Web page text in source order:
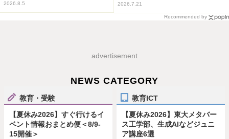
2026.8.5 2026.7.21
Recommended by
advertisement
NEWS CATEGORY
教育・受験
【夏休み2026】すぐ行けるイ
ベント情報おまとめ便＜8/9-
15開催＞
教育ICT
【夏休み2026】東大メタバー
ス工学部、生成AIなどジュニ
ア講座6選